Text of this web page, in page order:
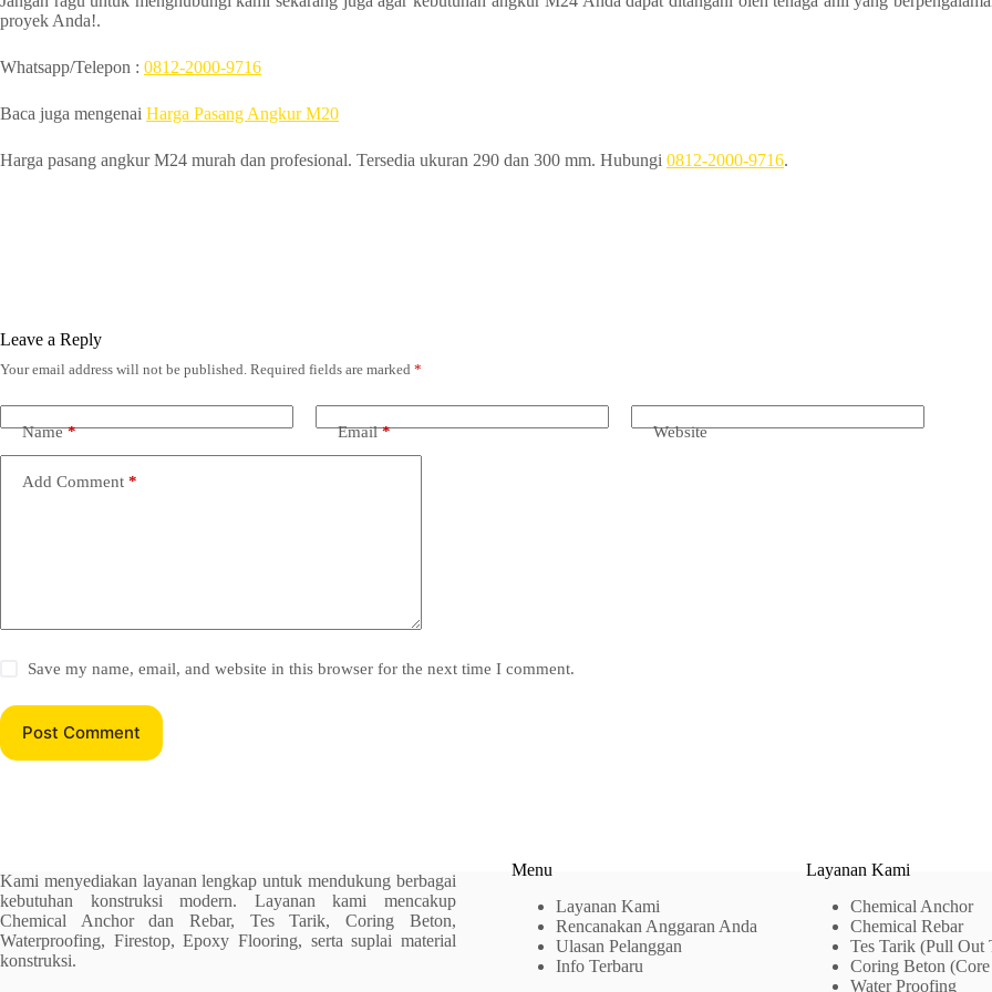
proyek Anda!.
Whatsapp/Telepon : 0812-2000-9716
Baca juga mengenai Harga Pasang Angkur M20
Harga pasang angkur M24 murah dan profesional. Tersedia ukuran 290 dan 300 mm. Hubungi 0812-2000-9716.
Leave a Reply
Your email address will not be published. Required fields are marked *
Name* Email* Website
Add Comment *
Save my name, email, and website in this browser for the next time I comment.
Post Comment
Kami menyediakan layanan lengkap untuk mendukung berbagai
kebutuhan konstruksi modern. Layanan kami mencakup
Chemical Anchor dan Rebar, Tes Tarik, Coring Beton,
Waterproofing, Firestop, Epoxy Flooring, serta suplai material
konstruksi.
Menu
Layanan Kami
Rencanakan Anggaran Anda
Ulasan Pelanggan
Info Terbaru
Layanan Kami
Chemical Anchor
Chemical Rebar
Tes Tarik (Pull Out
Coring Beton
Water Proofing